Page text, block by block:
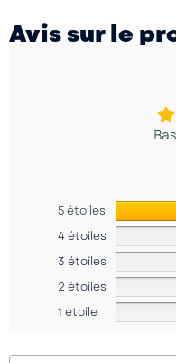
Avis sur le
5 étoiles
4 étoiles
3 étoiles
2 étoiles
1 étoile